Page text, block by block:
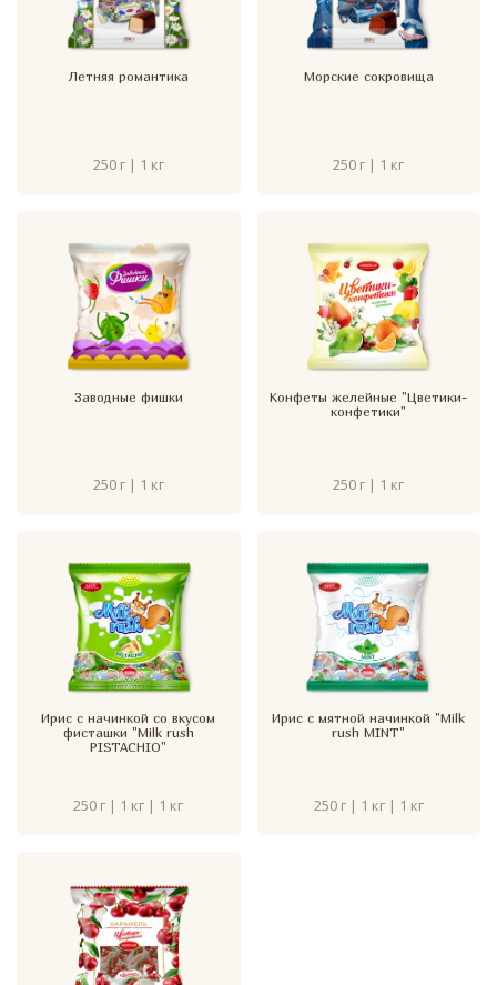
Летняя романтика
250 г | 1 кг
Морские сокровища
250 г | 1 кг
Заводные фишки
250 г | 1 кг
Конфеты желейные "Цветики-
конфетики"
250 г | 1 кг
Ирис с начинкой со вкусом
фисташки "Milk rush
PISTACHIO"
250 г | 1 кг | 1 кг
Ирис с мятной начинкой "Milk
rush MINT"
250 г | 1 кг | 1 кг